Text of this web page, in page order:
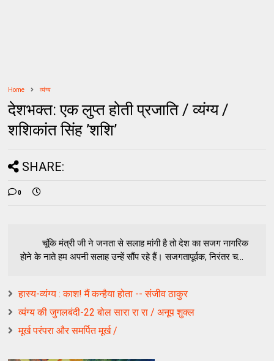
Home व्यंग्य
देशभक्त: एक लुप्त होती प्रजाति / व्यंग्य /
शशिकांत सिंह ’शशि’
SHARE:
0
चूंकि मंत्री जी ने जनता से सलाह मांगी है तो देश का सजग नागरिक
होने के नाते हम अपनी सलाह उन्हें सौंप रहे हैं। सजगतापूर्वक, निरंतर च...
हास्य-व्यंग्य : काश! मैं कन्हैया होता -- संजीव ठाकुर
व्यंग्य की जुगलबंदी-22 बोल सारा रा रा / अनूप शुक्ल
मूर्ख परंपरा और समर्पित मूर्ख /